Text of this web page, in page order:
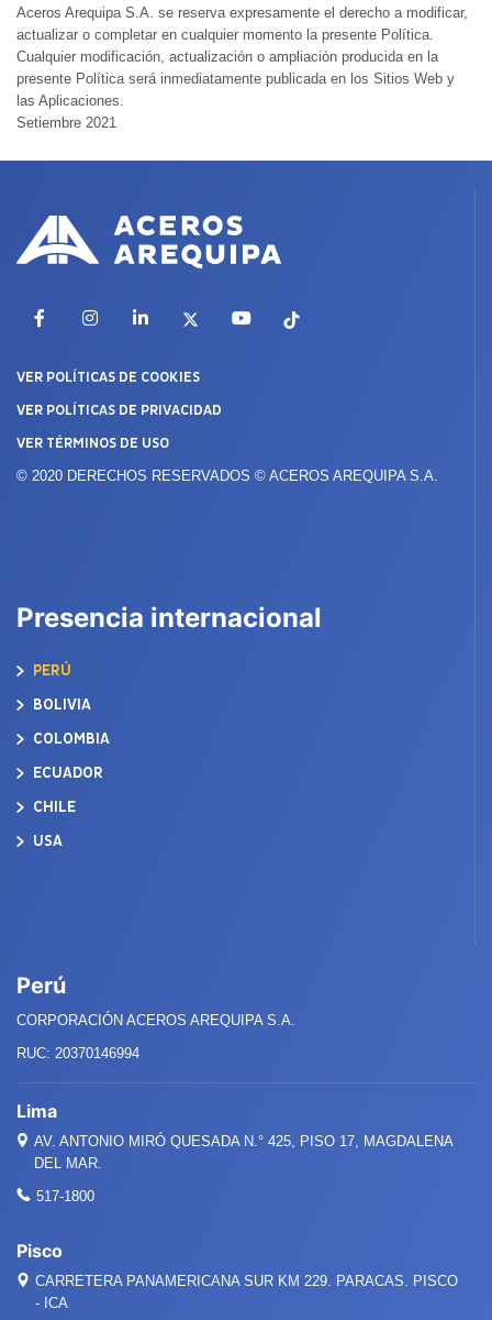
Aceros Arequipa S.A. se reserva expresamente el derecho a modificar,
actualizar o completar en cualquier momento la presente Política.
Cualquier modificación, actualización o ampliación producida en la
presente Política será inmediatamente publicada en los Sitios Web y
las Aplicaciones.
Setiembre 2021
FacebookInstagramLinkedIn YouTubeTikTok
VER POLÍTICAS DE COOKIES
VER POLÍTICAS DE PRIVACIDAD
VER TÉRMINOS DE USO
© 2020 DERECHOS RESERVADOS © ACEROS AREQUIPA S.A.
Presencia internacional
PERÚ
BOLIVIA
COLOMBIA
ECUADOR
CHILE
USA
Perú
CORPORACIÓN ACEROS AREQUIPA S.A.
RUC: 20370146994
Lima
AV. ANTONIO MIRÓ QUESADA N.° 425, PISO 17, MAGDALENA
DEL MAR.
517-1800
Pisco
CARRETERA PANAMERICANA SUR KM 229. PARACAS. PISCO
- ICA